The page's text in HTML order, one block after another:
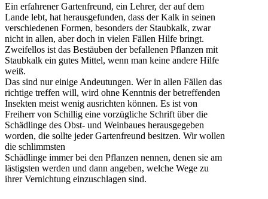
Ein erfahrener Gartenfreund, ein Lehrer, der auf dem
Lande lebt, hat herausgefunden, dass der Kalk in seinen
verschiedenen Formen, besonders der Staubkalk, zwar
nicht in allen, aber doch in vielen Fällen Hilfe bringt.
Zweifellos ist das Bestäuben der befallenen Pflanzen mit
Staubkalk ein gutes Mittel, wenn man keine andere Hilfe
weiß.
Das sind nur einige Andeutungen. Wer in allen Fällen das
richtige treffen will, wird ohne Kenntnis der betreffenden
Insekten meist wenig ausrichten können. Es ist von
Freiherr von Schillig eine vorzügliche Schrift über die
Schädlinge des Obst- und Weinbaues herausgegeben
worden, die sollte jeder Gartenfreund besitzen. Wir wollen
die schlimmsten
Schädlinge immer bei den Pflanzen nennen, denen sie am
lästigsten werden und dann angeben, welche Wege zu
ihrer Vernichtung einzuschlagen sind.